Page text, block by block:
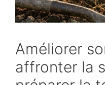
Améliorer
affronter la